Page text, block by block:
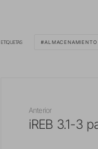
ETIQUETAS ALMACENAMIENTO
Anterior
iREB 3.1-3